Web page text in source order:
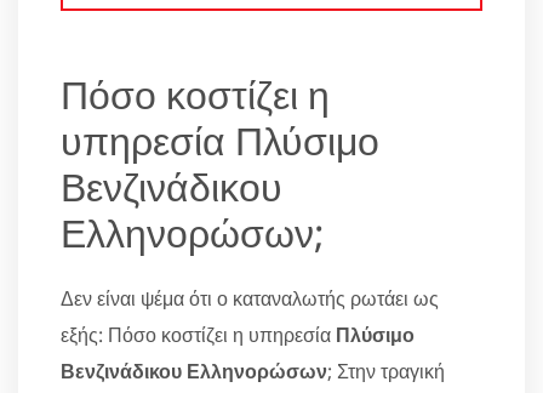
Πόσο κοστίζει η
υπηρεσία Πλύσιμο
Βενζινάδικου
Ελληνορώσων;
Δεν είναι ψέμα ότι ο καταναλωτής ρωτάει ως
εξής: Πόσο κοστίζει η υπηρεσία Πλύσιμο
Βενζινάδικου Ελληνορώσων; Στην τραγική